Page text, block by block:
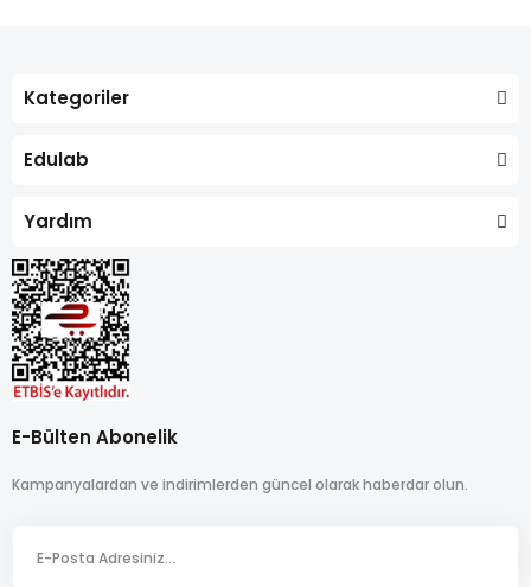
Kategoriler
Edulab
Yardım
E-Bülten Abonelik
Kampanyalardan ve indirimlerden güncel olarak haberdar olun.